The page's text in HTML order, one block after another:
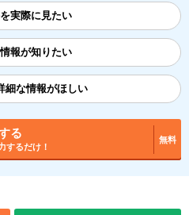
実際に見たい
報が知りたい
細な情報がほしい
る
するだけ！
無料